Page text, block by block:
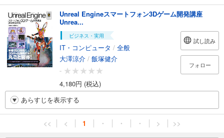
Unreal Engineスマートフォン3Dゲーム開発講座
Unrea...
ビジネス・実用
IT・コンピュータ / 全般
大澤涼介 / 飯塚健介
-
4,180円 (税込)
試し読み
フォロー
あらすじを表示する
<< < 1 ・ ・ ・ > >>